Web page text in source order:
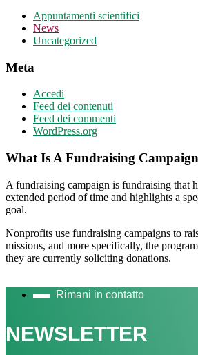
Appuntamenti scientifici
News
Uncategorized
Meta
Accedi
Feed dei contenuti
Feed dei commenti
WordPress.org
What Is A Fundraising
A fundraising campaign is fundraising that
extended period of time and highlights a
goal.
Nonprofits use fundraising campaigns to
missions, and more specifically, the
they are currently soliciting donations.
Rimani in contatto
NEWSLETTER